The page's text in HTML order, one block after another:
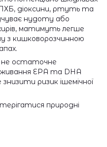
ПХБ, діоксини, ртуть та
нудоту або
матимуть легше
з кишковорозчинною
не остаточне
EPA та DHA
ризик ішемічної
природні